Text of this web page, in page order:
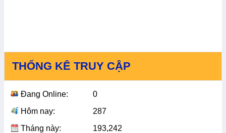
THỐNG KÊ TRUY CẬP
Đang Online:
0
Hôm nay:
287
Tháng này:
193,242